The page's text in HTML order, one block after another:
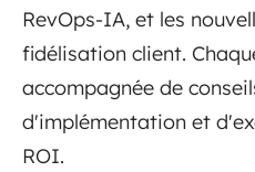
RevOps-IA, et les
fidélisation client.
accompagnée de
d'implémentation et
ROI.